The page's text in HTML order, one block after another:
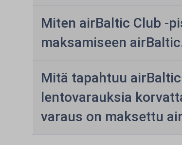
Miten airBaltic Club -
maksamiseen
Mitä tapahtuu
lentovarauksia
varaus on maksettu